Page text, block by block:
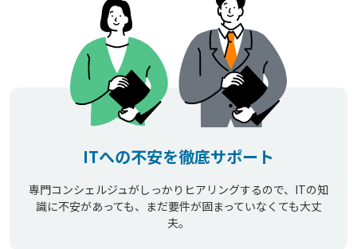
ITへの不安を徹底サポート
専門コンシェルジュがしっかりヒアリングするので、ITの知
識に不安があっても、まだ要件が固まっていなくても大丈
夫。